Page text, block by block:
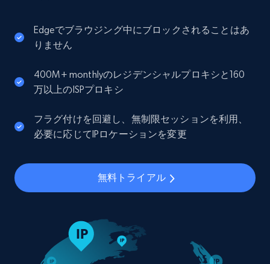
Edgeでブラウジング中にブロックされることはあ
りません
400M+ monthlyのレジデンシャルプロキシと160
万以上のISPプロキシ
フラグ付けを回避し、無制限セッションを利用、
必要に応じてIPロケーションを変更
無料トライアル